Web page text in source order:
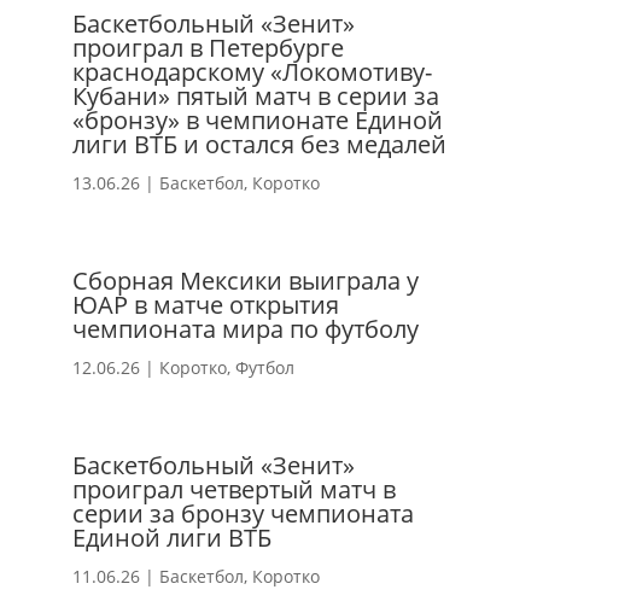
Баскетбольный «Зенит»
проиграл в Петербурге
краснодарскому «Локомотиву-
Кубани» пятый матч в серии за
«бронзу» в чемпионате Единой
лиги ВТБ и остался без медалей
13.06.26| Баскетбол, Коротко
Сборная Мексики выиграла у
ЮАР в матче открытия
чемпионата мира по футболу
12.06.26| Коротко, Футбол
Баскетбольный «Зенит»
проиграл четвертый матч в
серии за бронзу чемпионата
Единой лиги ВТБ
11.06.26| Баскетбол, Коротко